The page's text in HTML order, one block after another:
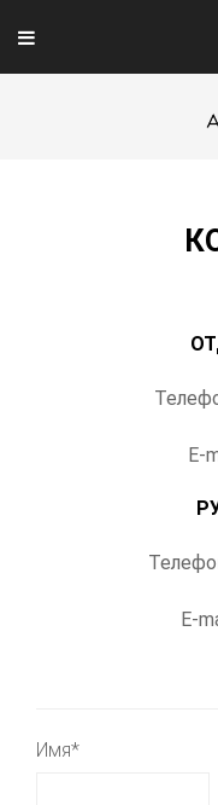
Toggle
navigation
E-
E-
Имя*